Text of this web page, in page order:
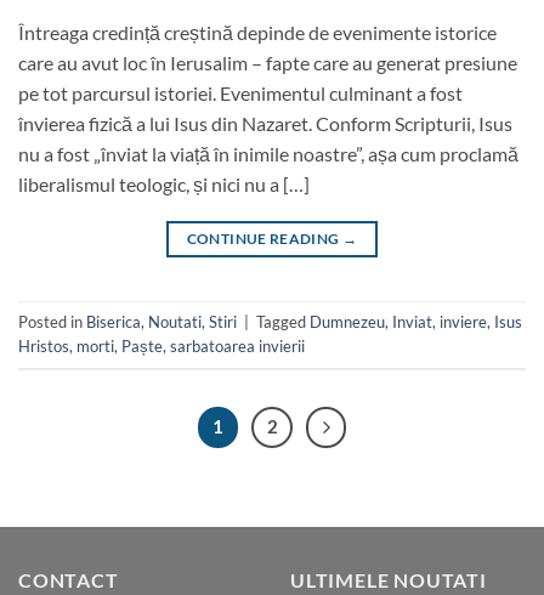
Întreaga credință creștină depinde de evenimente istorice
care au avut loc în Ierusalim – fapte care au generat presiune
pe tot parcursul istoriei. Evenimentul culminant a fost
învierea fizică a lui Isus din Nazaret. Conform Scripturii, Isus
nu a fost „înviat la viață în inimile noastre”, așa cum proclamă
liberalismul teologic, și nici nu a […]
CONTINUE READING →
Posted in Biserica, Noutati, Stiri Tagged Dumnezeu, Inviat, inviere, Isus
Hristos, morti, Paște, sarbatoarea invierii
1 2
CONTACT ULTIMELE NOUTATI